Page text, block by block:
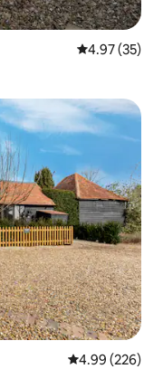
從 35 則評價
4.97 (35)
從 226 則評價
4.99 (226)